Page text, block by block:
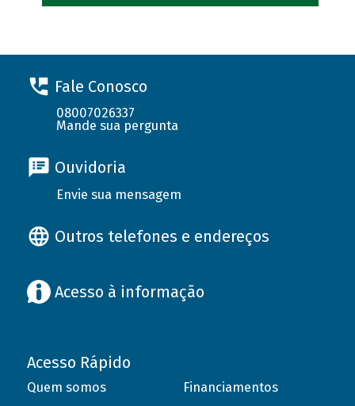
Fale Conosco
08007026337
Mande sua pergunta
Ouvidoria
Envie sua mensagem
Outros telefones e endereços
Acesso à informação
Acesso Rápido
Quem somos
Financiamentos